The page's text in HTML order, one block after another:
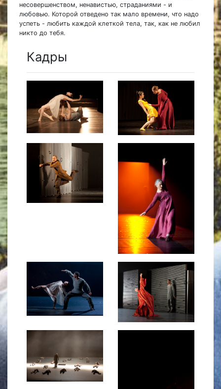
несовершенством, ненавистью, страданиями - и
любовью. Которой отведено так мало времени, что надо
успеть - любить каждой клеткой тела, так, как не любил
никто до тебя.
Кадры